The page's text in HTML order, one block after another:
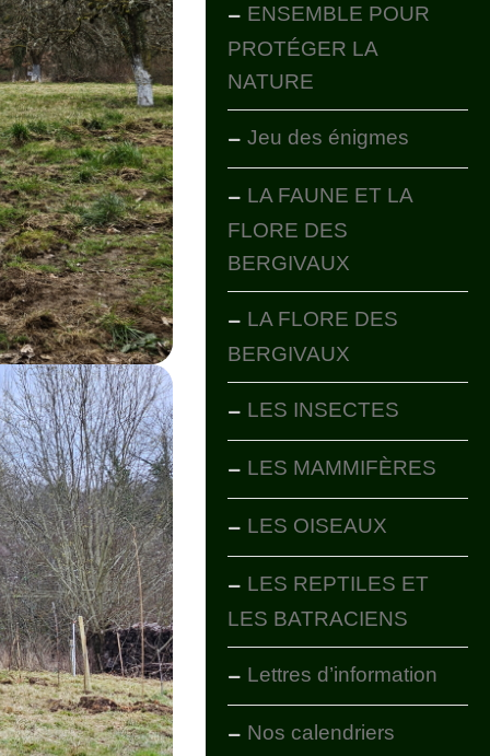
ENSEMBLE POUR
PROTÉGER LA
NATURE
Jeu des énigmes
LA FAUNE ET LA
FLORE DES
BERGIVAUX
LA FLORE DES
BERGIVAUX
LES INSECTES
LES MAMMIFÈRES
LES OISEAUX
LES REPTILES ET
LES BATRACIENS
Lettres d’information
Nos calendriers